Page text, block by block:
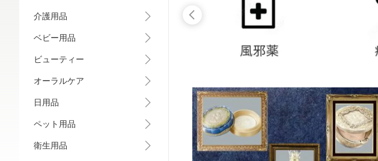
介護用品
ベビー用品
ビューティー
オーラルケア
日用品
ペット用品
衛生用品